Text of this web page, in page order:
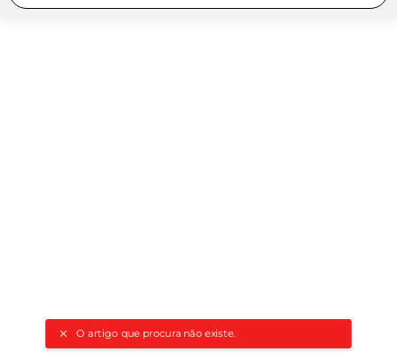
O artigo que procura não existe.